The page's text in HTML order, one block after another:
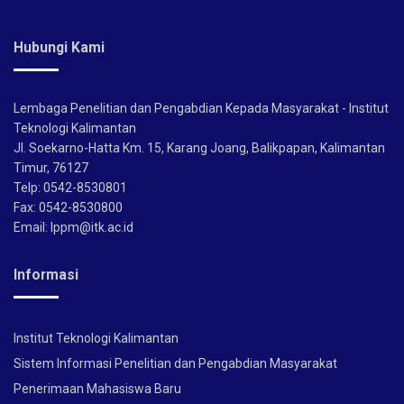
Hubungi Kami
Lembaga Penelitian dan Pengabdian Kepada Masyarakat - Institut
Teknologi Kalimantan
Jl. Soekarno-Hatta Km. 15, Karang Joang, Balikpapan, Kalimantan
Timur, 76127
Telp: 0542-8530801
Fax: 0542-8530800
Email: lppm@itk.ac.id
Informasi
Institut Teknologi Kalimantan
Sistem Informasi Penelitian dan Pengabdian Masyarakat
Penerimaan Mahasiswa Baru